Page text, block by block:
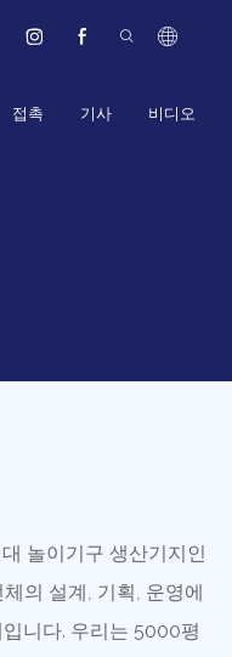
접촉 기사 비디오
놀이기구 생산기지인
의 설계, 기획, 운영에
니다. 우리는 5000평